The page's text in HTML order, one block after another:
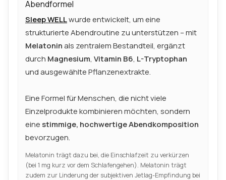
Abendformel
Sleep WELLwurde entwickelt, um eine
strukturierte Abendroutine zu unterstützen – mit
Melatoninals zentralem Bestandteil, ergänzt
durch Magnesium, Vitamin B6, L-Tryptophan
und ausgewählte Pflanzenextrakte.
Eine Formel für Menschen, die nicht viele
Einzelprodukte kombinieren möchten, sondern
eine stimmige, hochwertige Abendkomposition
bevorzugen.
Melatonin trägt dazu bei, die Einschlafzeit zu verkürzen
(bei 1 mg kurz vor dem Schlafengehen). Melatonin trägt
zudem zur Linderung der subjektiven Jetlag-Empfindung bei